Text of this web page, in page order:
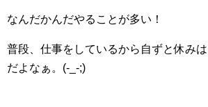
なんだかんだやることが多い！
普段、仕事をしているから自ずと休み
だよなぁ。(-_-;)